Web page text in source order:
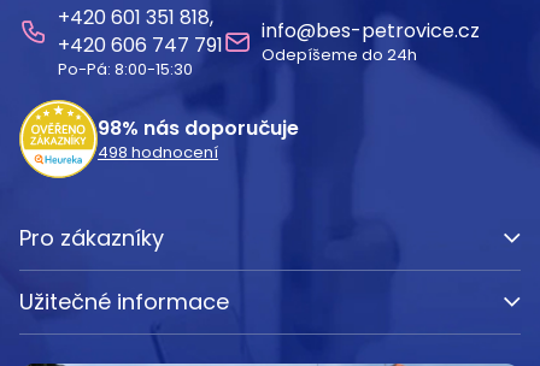
601 351 818
606 747 791
Po-Pá: 8:00-15:30
info@bes-petrovice.cz
Odepíšeme do 24h
98% nás doporučuje
498 hodnocení
Pro zákazníky
Užitečné informace